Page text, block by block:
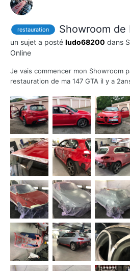
restauration Showroom de
un sujet a posté ludo68200 dans
Online
Je vais commencer mon Showroom
restauration de ma 147 GTA il y a
Q2) -rouge (desole je sais plus le
c'est mon job 😆) interieur cuir (de